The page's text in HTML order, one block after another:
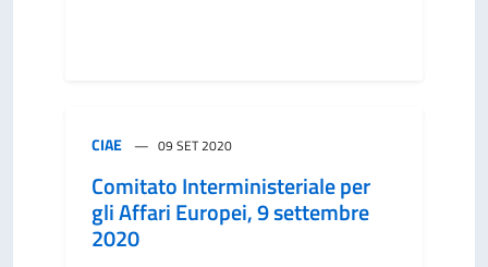
CIAE 09 SET 2020
Comitato Interministeriale per
gli Affari Europei, 9 settembre
2020